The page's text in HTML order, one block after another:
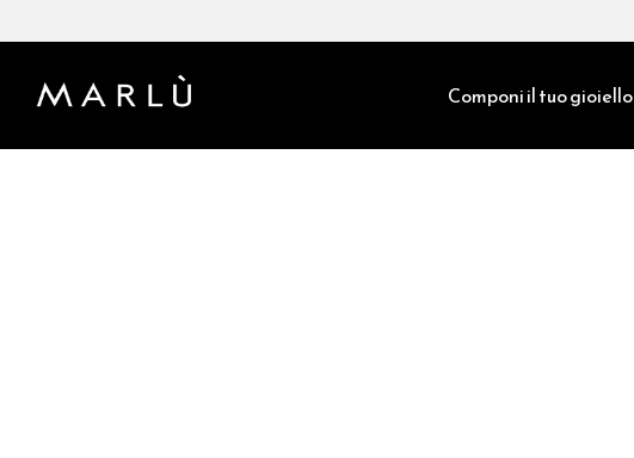
Componi il tuo gioiello